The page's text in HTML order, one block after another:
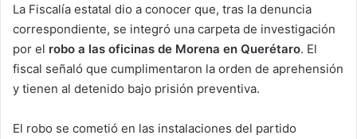
La Fiscalía estatal dio a conocer que, tras la denuncia
correspondiente, se integró una carpeta de investigación
por el robo a las oficinas de Morena en Querétaro. El
fiscal señaló que cumplimentaron la orden de aprehensión
y tienen al detenido bajo prisión preventiva.
El robo se cometió en las instalaciones del partido